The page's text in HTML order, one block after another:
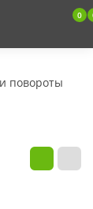
0
повороты